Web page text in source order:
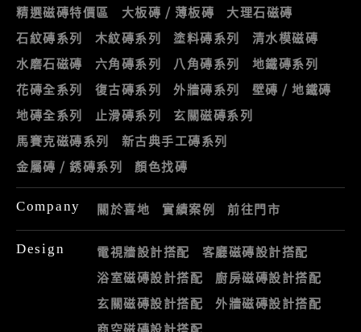
精選磁磚特價區 大板磚 / 薄板磚
大理石磁磚
石紋磚系列
木紋磚系列 塗料磚系列
清水模磁磚
水磨石磁磚
六角磚系列 八角磚系列
地鐵磚系列
花磚全系列
復古磚系列 外牆磚系列
壁磚 / 地鐵磚
地磚全系列
止滑磚系列
玄關磁磚系列
馬賽克磁磚系列
新古典手工磚系列
金屬磚 / 銹磚系列
顏色找磚
Company 關於喜地 實績案例 前往門市
Design 電視牆設計搭配
客廳磁磚設計搭配
浴室磁磚設計搭配
廚房磁磚設計搭配
玄關磁磚設計搭配
外牆磁磚設計搭配